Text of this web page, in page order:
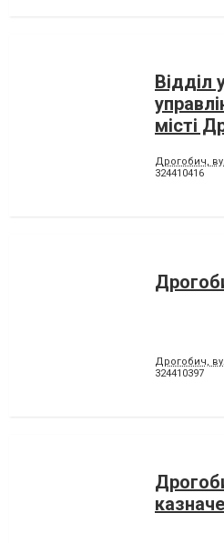
Відділ
місті
Дрогобич,
324410416
Дрогобич,
324410397